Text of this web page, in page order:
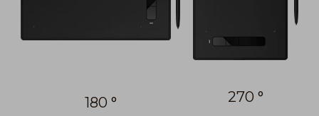
180 ° 270 °